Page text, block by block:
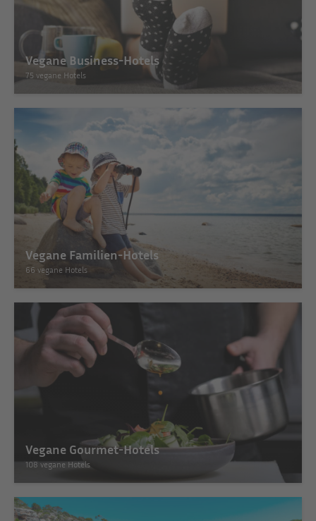
Vegane Business-Hotels
75 vegane Hotels
Vegane Familien-Hotels
66 vegane Hotels
Vegane Gourmet-Hotels
108 vegane Hotels